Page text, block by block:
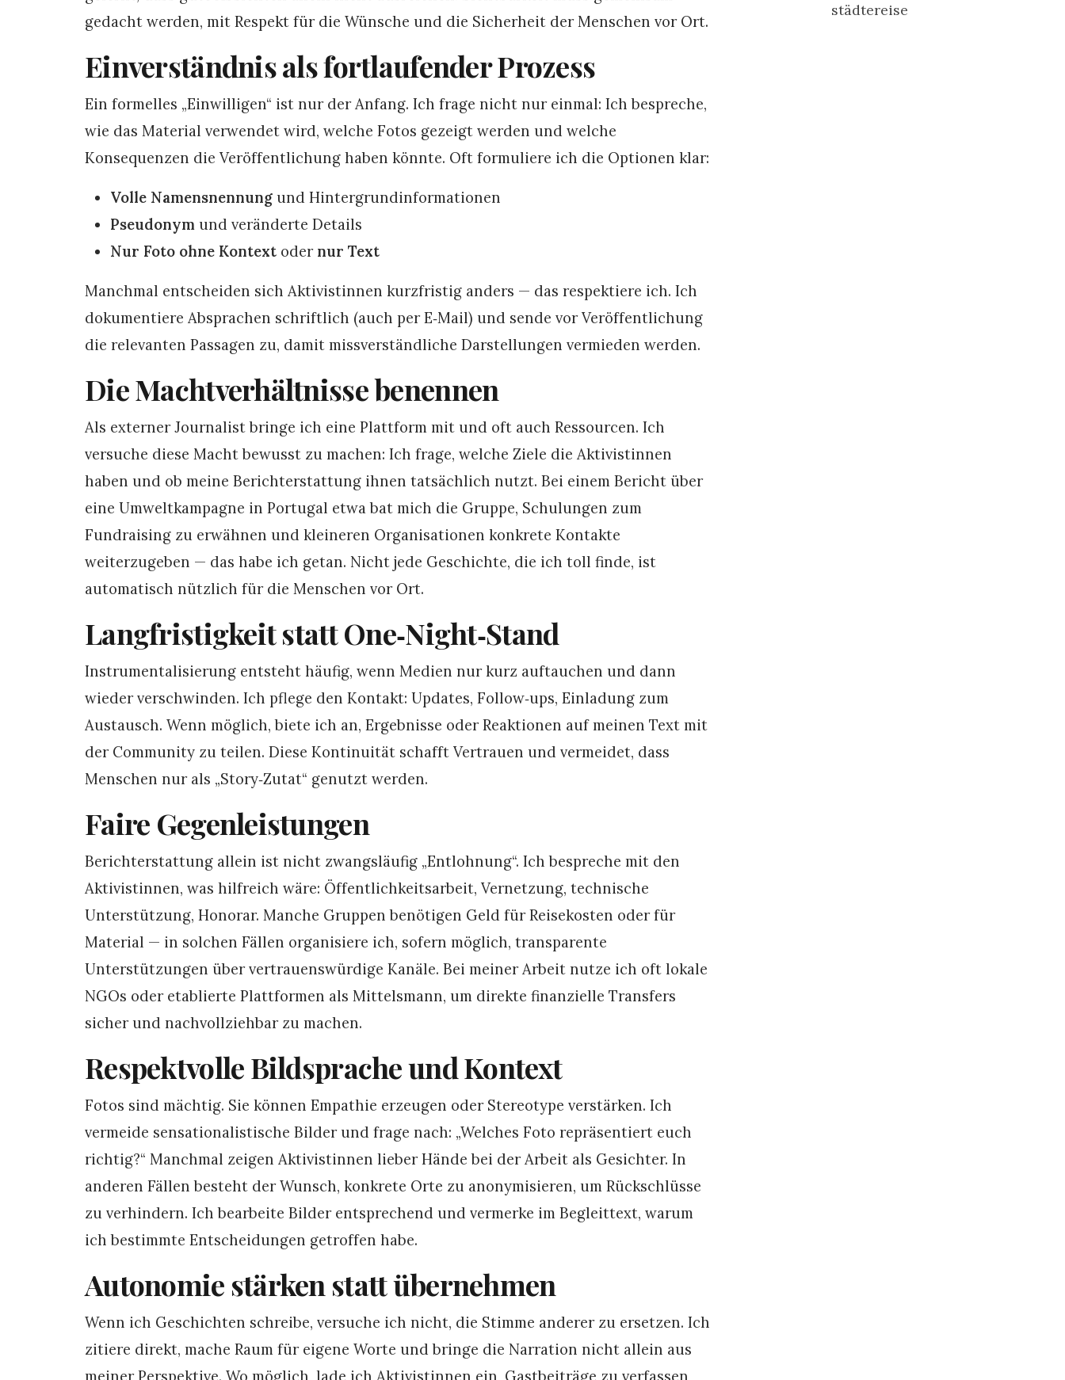
gedacht werden, mit Respekt für die Wünsche und die Sicherheit der Menschen vor Ort.
Einverständnis als fortlaufender Prozess
Ein formelles „Einwilligen“ ist nur der Anfang. Ich frage nicht nur einmal: Ich bespreche,
wie das Material verwendet wird, welche Fotos gezeigt werden und welche
Konsequenzen die Veröffentlichung haben könnte. Oft formuliere ich die Optionen klar:
Volle Namensnennung und Hintergrundinformationen
Pseudonym und veränderte Details
Nur Foto ohne Kontext oder nur Text
Manchmal entscheiden sich Aktivistinnen kurzfristig anders — das respektiere ich. Ich
dokumentiere Absprachen schriftlich (auch per E‑Mail) und sende vor Veröffentlichung
die relevanten Passagen zu, damit missverständliche Darstellungen vermieden werden.
Die Machtverhältnisse benennen
Als externer Journalist bringe ich eine Plattform mit und oft auch Ressourcen. Ich
versuche diese Macht bewusst zu machen: Ich frage, welche Ziele die Aktivistinnen
haben und ob meine Berichterstattung ihnen tatsächlich nutzt. Bei einem Bericht über
eine Umweltkampagne in Portugal etwa bat mich die Gruppe, Schulungen zum
Fundraising zu erwähnen und kleineren Organisationen konkrete Kontakte
weiterzugeben — das habe ich getan. Nicht jede Geschichte, die ich toll finde, ist
automatisch nützlich für die Menschen vor Ort.
Langfristigkeit statt One‑Night‑Stand
Instrumentalisierung entsteht häufig, wenn Medien nur kurz auftauchen und dann
wieder verschwinden. Ich pflege den Kontakt: Updates, Follow‑ups, Einladung zum
Austausch. Wenn möglich, biete ich an, Ergebnisse oder Reaktionen auf meinen Text mit
der Community zu teilen. Diese Kontinuität schafft Vertrauen und vermeidet, dass
Menschen nur als „Story‑Zutat“ genutzt werden.
Faire Gegenleistungen
Berichterstattung allein ist nicht zwangsläufig „Entlohnung“. Ich bespreche mit den
Aktivistinnen, was hilfreich wäre: Öffentlichkeitsarbeit, Vernetzung, technische
Unterstützung, Honorar. Manche Gruppen benötigen Geld für Reisekosten oder für
Material — in solchen Fällen organisiere ich, sofern möglich, transparente
Unterstützungen über vertrauenswürdige Kanäle. Bei meiner Arbeit nutze ich oft lokale
NGOs oder etablierte Plattformen als Mittelsmann, um direkte finanzielle Transfers
sicher und nachvollziehbar zu machen.
Respektvolle Bildsprache und Kontext
Fotos sind mächtig. Sie können Empathie erzeugen oder Stereotype verstärken. Ich
vermeide sensationalistische Bilder und frage nach: „Welches Foto repräsentiert euch
richtig?“ Manchmal zeigen Aktivistinnen lieber Hände bei der Arbeit als Gesichter. In
anderen Fällen besteht der Wunsch, konkrete Orte zu anonymisieren, um Rückschlüsse
zu verhindern. Ich bearbeite Bilder entsprechend und vermerke im Begleittext, warum
ich bestimmte Entscheidungen getroffen habe.
Autonomie stärken statt übernehmen
Wenn ich Geschichten schreibe, versuche ich nicht, die Stimme anderer zu ersetzen. Ich
zitiere direkt, mache Raum für eigene Worte und bringe die Narration nicht allein aus
meiner Perspektive. Wo möglich, lade ich Aktivistinnen ein, Gastbeiträge zu verfassen